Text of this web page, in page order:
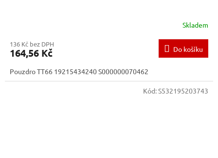
Skladem
136 Kč bez DPH
164,56 Kč Do košíku
Pouzdro TT66 19215434240 S000000070462
Kód:S532195203743